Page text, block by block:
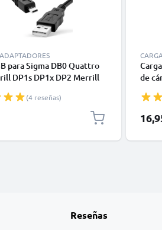
para Sigma DB0 Quattro
DP1s DP1x DP2 Merrill
de Carga y Datos 1.5m
(4 reseñas)
de
de
Reseñas